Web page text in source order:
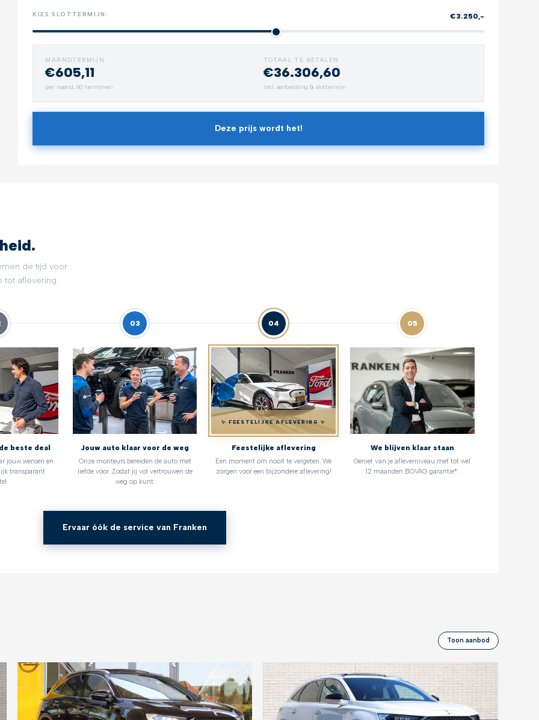
Verlengde garantie
KIES SLOTTERMIJN: €3.250,-
MAANDTERMIJN
€605,11
per maand,60 termijnen
TOTAAL TE BETALEN
€36.306,60
incl. aanbetaling & slottermijn
Deze prijs wordt het!
de tijd voor
tot aflevering.
beste deal
jouw wensen en
transparant
03
Jouw auto klaar voor de weg
Onze monteurs bereiden de auto met
liefde voor. Zodat jij vol vertrouwen de
weg op kunt.
04
✨ FEESTELIJKE AFLEVERING ✨
Feestelijke aflevering
Een moment om nooit te vergeten. We
zorgen voor een bijzondere aflevering!
05
We blijven klaar staan
Geniet van je afleverniveau met tot wel
12 maanden BOVAG garantie*.
Ervaar óók de service van Franken
Toon aanbod